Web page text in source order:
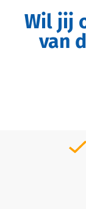
Wil jij ook werken bij één
van